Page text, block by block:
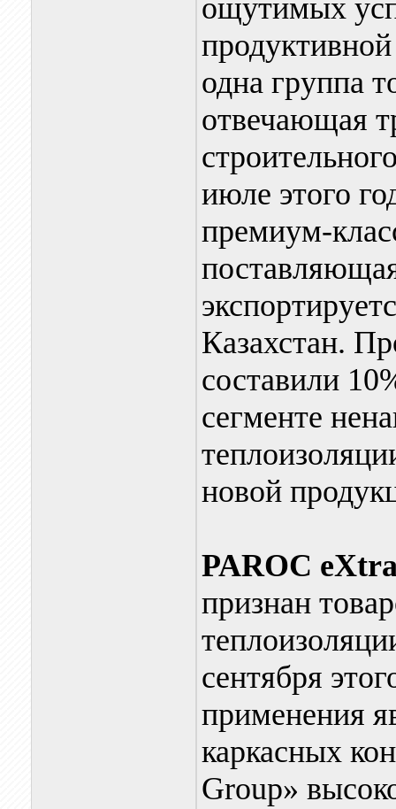
ощутимых
одна группа
отвечающая
июле этого
премиум-
Казахстан.
составили
сегменте
новой
PAROC
признан
сентября
применения
каркасных
Group»